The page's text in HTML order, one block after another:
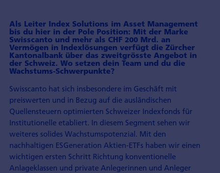
Als Leiter Index Solutions im Asset Management
bis du hier in der Pole Position: Mit der Marke
Swisscanto und mehr als CHF 200 Mrd. an
Vermögen in Indexlösungen verfügt die Zürcher
Kantonalbank über das zweitgrösste Angebot in
der Schweiz. Wo setzen dein Team und du die
Wachstums-Schwerpunkte?
Swisscanto hat sich insbesondere im Geschäft mit
preiswerten und in Bezug auf die ausländischen
Quellensteuern optimierten Schweizer Indexfonds für
Institutionelle etabliert. In diesem Segment sehen wir
weiteres solides Wachstumspotenzial. Mit den
nachhaltigen ESGeneration Aktien-ETFs haben wir einen
wichtigen ersten Schritt Richtung konventionelle
Anlageklassen und private Anlegerinnen und Anleger